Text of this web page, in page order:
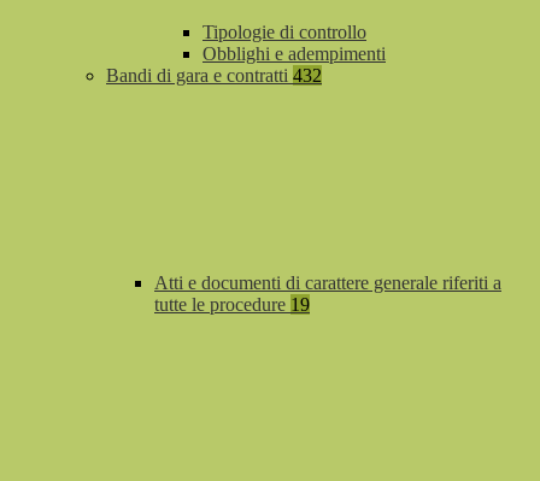
Tipologie di controllo
Obblighi e adempimenti
Bandi di gara e contratti 432
Atti e documenti di carattere generale riferiti a
tutte le procedure 19